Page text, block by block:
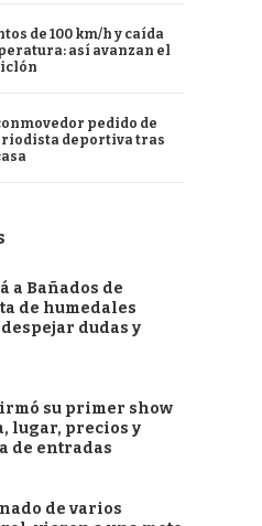
de 100 km/h y caída
así avanzan el
pedido de
deportiva tras
a Bañados de
de humedales
dudas y
su primer show
lugar, precios y
de entradas
de varios